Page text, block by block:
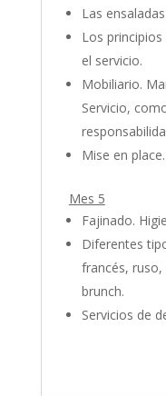
Las
Los
el servicio.
Mobiliario.
Servicio,
Mise en place.
Mes 5
Fajinado.
Diferentes
francés,
brunch.
Servicios de